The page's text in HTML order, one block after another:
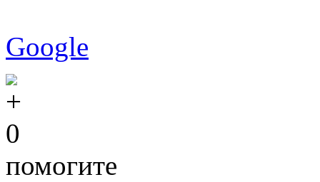
Google
0
помогите